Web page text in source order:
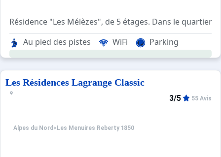
Résidence "Les Mélèzes", de 5 étages. Dans le
Au pied des pistes
WiFi Parking
Les Résidences Lagrange Classic
Alpes du Nord > Les Menuires Reberty 1850
3/5 55 Avis